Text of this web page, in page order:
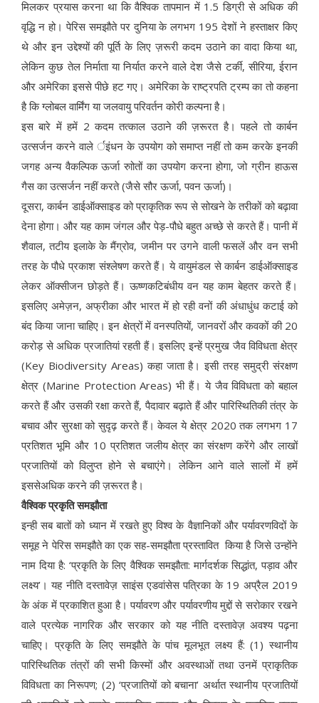
मिलकर प्रयास करना था कि वैश्विक तापमान में 1.5 डिग्री से अधिक की
वृद्धि न हो। पेरिस समझौते पर दुनिया के लगभग 195 देशों ने हस्ताक्षर किए
थे और इन उद्देश्यों की पूर्ति के लिए ज़रूरी कदम उठाने का वादा किया था,
लेकिन कुछ तेल निर्माता या निर्यात करने वाले देश जैसे टर्की, सीरिया, ईरान
और अमेरिका इससे पीछे हट गए। अमेरिका के राष्ट्रपति ट्रम्प का तो कहना
है कि ग्लोबल वार्मिंग या जलवायु परिवर्तन कोरी कल्पना है।
इस बारे में हमें 2 कदम तत्काल उठाने की ज़रूरत है। पहले तो कार्बन
उत्सर्जन करने वाले र्इंधन के उपयोग को समाप्त नहीं तो कम करके इनकी
जगह अन्य वैकल्पिक ऊर्जा रुाोतों का उपयोग करना होगा, जो ग्रीन हाऊस
गैस का उत्सर्जन नहीं करते (जैसे सौर ऊर्जा, पवन ऊर्जा)।
दूसरा, कार्बन डाईऑक्साइड को प्राकृतिक रूप से सोखने के तरीकों को बढ़ावा
देना होगा। और यह काम जंगल और पेड़-पौधे बहुत अच्छे से करते हैं। पानी में
शैवाल, तटीय इलाके के मैंग्रोव, जमीन पर उगने वाली फसलें और वन सभी
तरह के पौधे प्रकाश संश्लेषण करते हैं। ये वायुमंडल से कार्बन डाईऑक्साइड
लेकर ऑक्सीजन छोड़ते हैं। ऊष्णकटिबंधीय वन यह काम बेहतर करते हैं।
इसलिए अमेज़न, अफ्रीका और भारत में हो रही वनों की अंधाधुंध कटाई को
बंद किया जाना चाहिए। इन क्षेत्रों में वनस्पतियों, जानवरों और कवकों की 20
करोड़ से अधिक प्रजातियां रहती हैं। इसलिए इन्हें प्रमुख जैव विविधता क्षेत्र
(Key Biodiversity Areas) कहा जाता है। इसी तरह समुद्री संरक्षण
क्षेत्र (Marine Protection Areas) भी हैं। ये जैव विविधता को बहाल
करते हैं और उसकी रक्षा करते हैं, पैदावार बढ़ाते हैं और पारिस्थितिकी तंत्र के
बचाव और सुरक्षा को सुदृढ़ करते हैं। केवल ये क्षेत्र 2020 तक लगभग 17
प्रतिशत भूमि और 10 प्रतिशत जलीय क्षेत्र का संरक्षण करेंगे और लाखों
प्रजातियों को विलुप्त होने से बचाएंगे। लेकिन आने वाले सालों में हमें
इससेअधिक करने की ज़रूरत है।
वैश्विक प्रकृति समझौता
इन्ही सब बातों को ध्यान में रखते हुए विश्व के वैज्ञानिकों और पर्यावरणविदों के
समूह ने पेरिस समझौते का एक सह-समझौता प्रस्तावित किया है जिसे उन्होंने
नाम दिया है: ‘प्रकृति के लिए वैश्विक समझौता: मार्गदर्शक सिद्धांत, पड़ाव और
लक्ष्य’। यह नीति दस्तावेज़ साइंस एडवांसेस पत्रिका के 19 अप्रैल 2019
के अंक में प्रकाशित हुआ है। पर्यावरण और पर्यावरणीय मुद्दों से सरोकार रखने
वाले प्रत्येक नागरिक और सरकार को यह नीति दस्तावेज़ अवश्य पढ़ना
चाहिए। प्रकृति के लिए समझौते के पांच मूलभूत लक्ष्य हैं: (1) स्थानीय
पारिस्थितिक तंत्रों की सभी किस्मों और अवस्थाओं तथा उनमें प्राकृतिक
विविधता का निरूपण; (2) ‘प्रजातियों को बचाना’ अर्थात स्थानीय प्रजातियों